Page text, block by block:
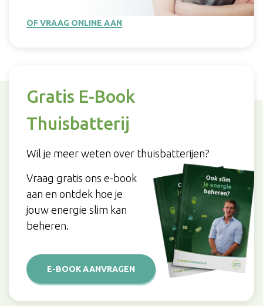
OF VRAAG ONLINE AAN
Gratis E-Book
Thuisbatterij
Wil je meer weten over thuisbatterijen?
Vraag gratis ons e-book
aan en ontdek hoe je
jouw energie slim kan
beheren.
E-BOOK AANVRAGEN